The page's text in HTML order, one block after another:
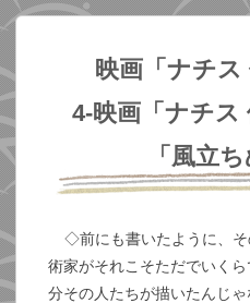
映画「ナチス
4-映画「ナチス
「風立
◇前にも書いたように、
術家がそれこそただでいく
分その人たちが描いたんじ